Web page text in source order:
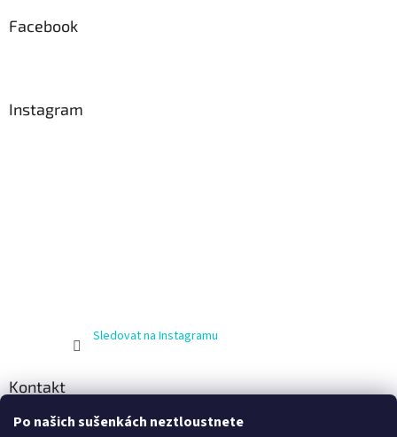
Po našich sušenkách neztloustnete
Facebook
Instagram
Sledovat na Instagramu
Kontakt
info@zijnaboso.cz